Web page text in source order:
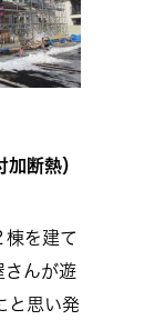
断熱）
棟を建て
さんが遊
と思い発